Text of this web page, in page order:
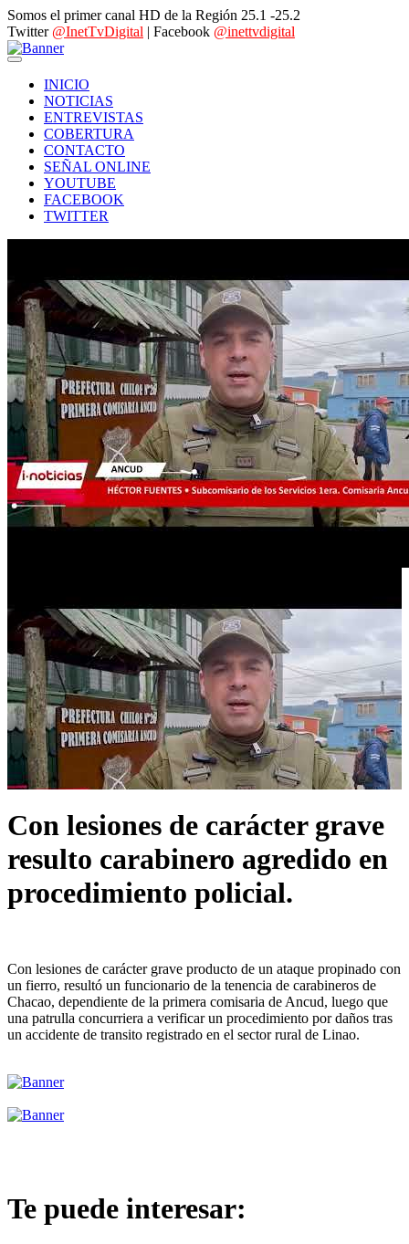
Somos el primer canal HD de la Región 25.1 -25.2
Twitter @InetTvDigital | Facebook @inettvdigital
INICIO
NOTICIAS
ENTREVISTAS
COBERTURA
CONTACTO
SEÑAL ONLINE
YOUTUBE
FACEBOOK
TWITTER
Con lesiones de carácter grave
resulto carabinero agredido en
procedimiento policial.
Con lesiones de carácter grave producto de un ataque propinado con
un fierro, resultó un funcionario de la tenencia de carabineros de
Chacao, dependiente de la primera comisaria de Ancud, luego que
una patrulla concurriera a verificar un procedimiento por daños tras
un accidente de transito registrado en el sector rural de Linao.
Te puede interesar: